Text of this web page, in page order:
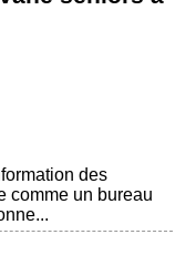
des
comme un bureau